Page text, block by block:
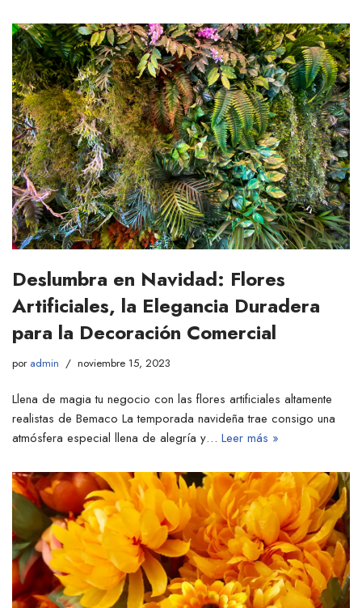
Deslumbra en Navidad: Flores
Artificiales, la Elegancia Duradera
para la Decoración Comercial
por admin noviembre 15, 2023
Llena de magia tu negocio con las flores artificiales altamente
realistas de Bemaco La temporada navideña trae consigo una
atmósfera especial llena de alegría y… Leer más »